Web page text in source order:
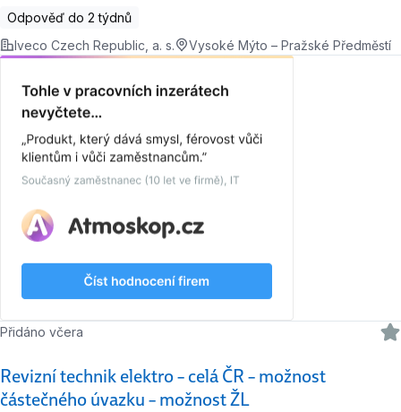
Odpověď do 2 týdnů
Iveco Czech Republic, a. s.
Vysoké Mýto – Pražské Předměstí
Revizní technik elektro – celá ČR – možnost
částečného úvazku – možnost ŽL
Přidáno včera